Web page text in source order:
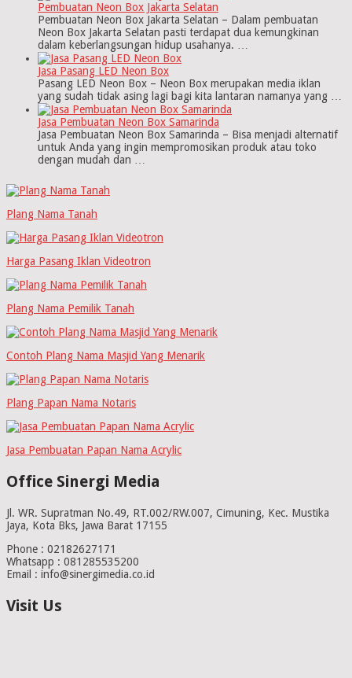
Pembuatan Neon Box Jakarta Selatan
Pembuatan Neon Box Jakarta Selatan – Dalam pembuatan
Neon Box Jakarta Selatan pasti terdapat dua kemungkinan
dalam keberlangsungan hidup usahanya. …
Jasa Pasang LED Neon Box
Pasang LED Neon Box – Neon Box merupakan media iklan
yang sudah tidak asing lagi bagi kita lantaran namanya yang …
Jasa Pembuatan Neon Box Samarinda
Jasa Pembuatan Neon Box Samarinda – Bisa menjadi alternatif
untuk Anda yang ingin mempromosikan produk atau toko
dengan mudah dan …
Plang Nama Tanah
Harga Pasang Iklan Videotron
Plang Nama Pemilik Tanah
Contoh Plang Nama Masjid Yang Menarik
Plang Papan Nama Notaris
Jasa Pembuatan Papan Nama Acrylic
Office Sinergi Media
Jl. WR. Supratman No.49, RT.002/RW.007, Cimuning, Kec. Mustika
Jaya, Kota Bks, Jawa Barat 17155
Phone : 02182627171
Whatsapp : 081285535200
Email : info@sinergimedia.co.id
Visit Us